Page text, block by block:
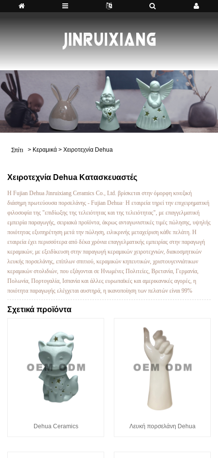
Σπίτι > Κεραμικά > Χειροτεχνία Dehua
Χειροτεχνία Dehua Κατασκευαστές
Η Fujian Dehua Jinruixiang Ceramics Co., Ltd. βρίσκεται στην όμορφη κινεζική
διάσημη πρωτεύουσα πορσελάνης - Fujian Dehua· Η εταιρεία τηρεί την επιχειρηματική
φιλοσοφία της "επιδίωξης της τελειότητας και της τελειότητας", με επαγγελματική
εμπειρία παραγωγής, σειριακά προϊόντα, άκρως ανταγωνιστικές τιμές πώλησης, υψηλής
ποιότητας εξυπηρέτηση μετά την πώληση, ειλικρινής μεταχείριση κάθε πελάτη. Η
εταιρεία έχει περισσότερα από δέκα χρόνια επαγγελματικής εμπειρίας στην παραγωγή
κεραμικών, με εξειδίκευση στην παραγωγή κεραμικών χειροτεχνιών, διακοσμητικών
λευκής πορσελάνης, επίπλων σπιτιού, κεραμικών κηπευτικών, χριστουγεννιάτικων
κεραμικών στολιδιών, που εξάγονται σε Ηνωμένες Πολιτείες, Βρετανία, Γερμανία,
Πολωνία, Πορτογαλία, Ισπανία και άλλες ευρωπαϊκές και αμερικανικές αγορές, η
ποιότητα παραγωγής ελέγχεται αυστηρά, η ικανοποίηση των πελατών είναι 99%
Σχετικά προϊόντα
Dehua Ceramics Λευκή πορσελάνη Dehua